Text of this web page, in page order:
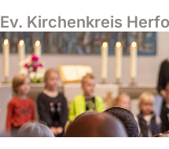
Ev. Kirchenkreis